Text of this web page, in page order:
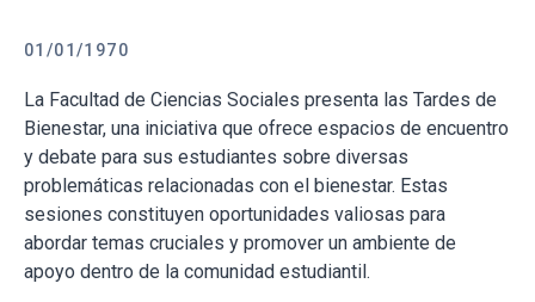
01/01/1970
La Facultad de Ciencias Sociales presenta las Tardes de
Bienestar, una iniciativa que ofrece espacios de encuentro
y debate para sus estudiantes sobre diversas
problemáticas relacionadas con el bienestar. Estas
sesiones constituyen oportunidades valiosas para
abordar temas cruciales y promover un ambiente de
apoyo dentro de la comunidad estudiantil.